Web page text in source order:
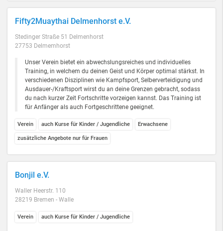
Fifty2Muaythai Delmenhorst e.V.
Stedinger Straße 51 Delmenhorst
27753 Delmemhorst
Unser Verein bietet ein abwechslungsreiches und individuelles
Training, in welchem du deinen Geist und Körper optimal stärkst. In
verschiedenen Disziplinen wie Kampfsport, Selberverteidigung und
Ausdauer-/Kraftsport wirst du an deine Grenzen gebracht, sodass
du nach kurzer Zeit Fortschritte vorzeigen kannst. Das Training ist
für Anfänger als auch Fortgeschrittene geeignet.
Verein auch Kurse für Kinder / Jugendliche Erwachsene
zusätzliche Angebote nur für Frauen
Bonjil e.V.
Waller Heerstr. 110
28219 Bremen - Walle
Verein auch Kurse für Kinder / Jugendliche